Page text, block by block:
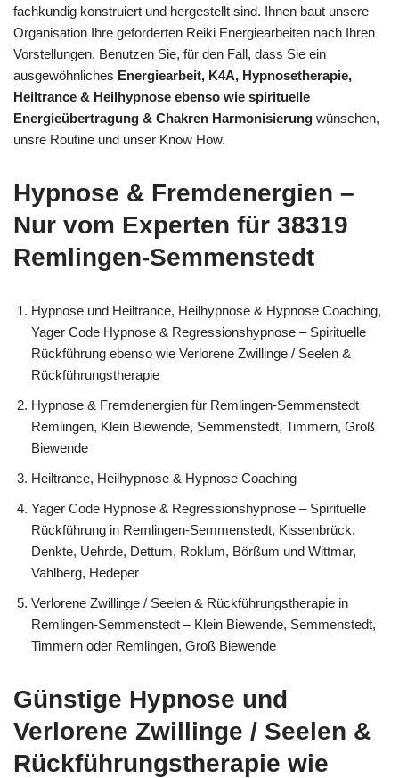
fachkundig konstruiert und hergestellt sind. Ihnen baut unsere
Organisation Ihre geforderten Reiki Energiearbeiten nach Ihren
Vorstellungen. Benutzen Sie, für den Fall, dass Sie ein
ausgewöhnliches Energiearbeit, K4A, Hypnosetherapie,
Heiltrance & Heilhypnose ebenso wie spirituelle
Energieübertragung & Chakren Harmonisierung wünschen,
unsre Routine und unser Know How.
Hypnose & Fremdenergien –
Nur vom Experten für 38319
Remlingen-Semmenstedt
Hypnose und Heiltrance, Heilhypnose & Hypnose Coaching,
Yager Code Hypnose & Regressionshypnose – Spirituelle
Rückführung ebenso wie Verlorene Zwillinge / Seelen &
Rückführungstherapie
Hypnose & Fremdenergien für Remlingen-Semmenstedt
Remlingen, Klein Biewende, Semmenstedt, Timmern, Groß
Biewende
Heiltrance, Heilhypnose & Hypnose Coaching
Yager Code Hypnose & Regressionshypnose – Spirituelle
Rückführung in Remlingen-Semmenstedt, Kissenbrück,
Denkte, Uehrde, Dettum, Roklum, Börßum und Wittmar,
Vahlberg, Hedeper
Verlorene Zwillinge / Seelen & Rückführungstherapie in
Remlingen-Semmenstedt – Klein Biewende, Semmenstedt,
Timmern oder Remlingen, Groß Biewende
Günstige Hypnose und
Verlorene Zwillinge / Seelen &
Rückführungstherapie wie